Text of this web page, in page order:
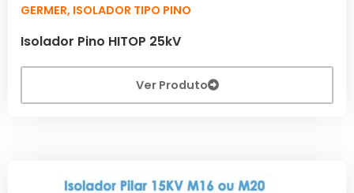
GERMER, ISOLADOR TIPO PINO
Isolador Pino HITOP 25kV
Ver Produto